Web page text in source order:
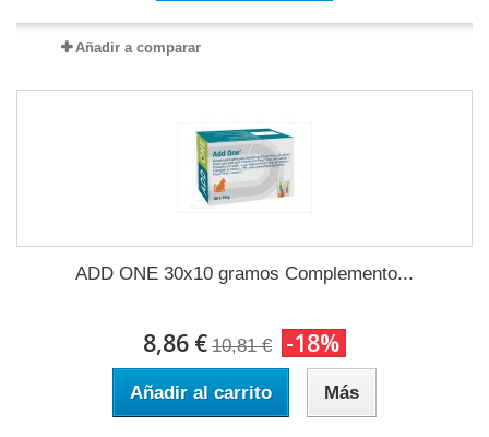
Añadir a comparar
ADD ONE 30x10 gramos Complemento...
8,86 € 10,81 € -18%
Añadir al carrito Más